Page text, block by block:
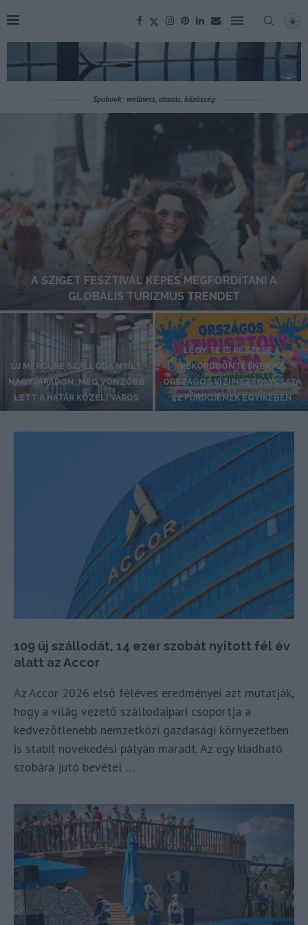
Spabook: wellness, utazás, közösség
A SZIGET FESZTIVÁL KÉPES MEGFORDÍTANI A
GLOBÁLIS TURIZMUS TRENDET
ÚJ MERCURE SZÁLLODA NYÍLT
NAGYVÁRADON, MÉG VONZÓBB
LETT A HATÁR KÖZELI VÁROS
LÉGY TE IS RÉSZESE A
REKORDDÖNTÉSNEK AZ
ORSZÁGOS VÍZIPISZTOLYCSATA
42 FÜRDŐJÉNEK EGYIKÉBEN
109 új szállodát, 14 ezer szobát nyitott fél év
alatt az Accor
Az Accor 2026 első féléves eredményei azt mutatják,
hogy a világ vezető szállodaipari csoportja a
kedvezőtlenebb nemzetközi gazdasági környezetben
is stabil növekedési pályán maradt. Az egy kiadható
szobára jutó bevétel …